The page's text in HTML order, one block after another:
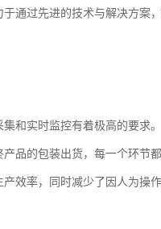
通过先进的技术与解决方案
和实时监控有着极高的要求。
品的包装出货，每一个环节
效率，同时减少了因人为操